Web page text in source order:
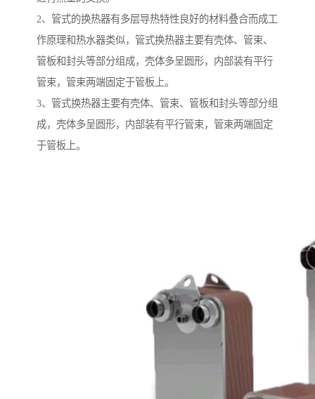
2、管式的换热器有多层导热特性良好的材料叠合而成工
作原理和热水器类似，管式换热器主要有壳体、管束、
管板和封头等部分组成，壳体多呈圆形，内部装有平行
管束，管束两端固定于管板上。
3、管式换热器主要有壳体、管束、管板和封头等部分组
成，壳体多呈圆形，内部装有平行管束，管束两端固定
于管板上。